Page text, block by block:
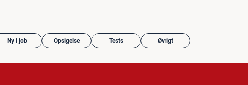
Ny i job Opsigelse Tests Øvrigt